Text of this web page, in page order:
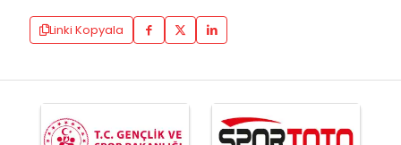
Linki Kopyala